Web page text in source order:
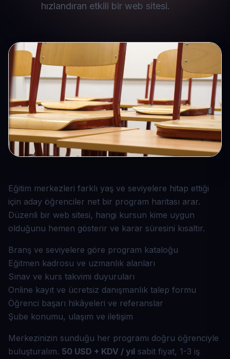
hızlandıran etkili bir web sitesi.
Eğitim merkezleri farklı yaş ve seviyelere hitap ettiği
için aday öğrenciler net bir program haritası arar.
Düzenli bir web sitesi, hangi kursun kime uygun
olduğunu hemen gösterir ve karar süresini kısaltır.
Branş ve seviyelere göre program kataloğu
Eğitmen kadrosu ve uzmanlık alanları
Sınav ve kurs takvimi duyuruları
Online kayıt ve ücretsiz danışmanlık talep formu
Öğrenci başarı hikâyeleri ve referanslar
Şube konumu, ulaşım ve iletişim
Merkezinizin sunduğu her programı doğru öğrenciyle
buluşturalım. 50 USD + KDV / yıl sabit fiyat, 1-3 iş